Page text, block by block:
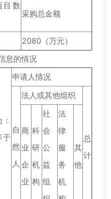
目数
采购总金额
2080（万元）
息的情况
于
申请人情况
自
然
人
法人或其他组织
总
计
商
业
企
业
科
研
机
构
社
会
公
益
组
法
律
服
务
机
其
他